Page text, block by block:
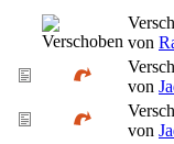
von
von
von